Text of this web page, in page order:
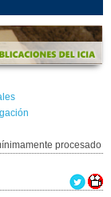
procesado